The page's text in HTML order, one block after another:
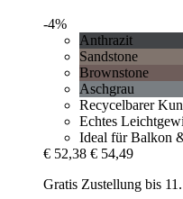
-4%
Anthrazit
Sandstone
Brownstone
Aschgrau
Recycelbarer
Echtes
Ideal für Balkon
€ 52,38 € 54,49
Gratis Zustellung bis